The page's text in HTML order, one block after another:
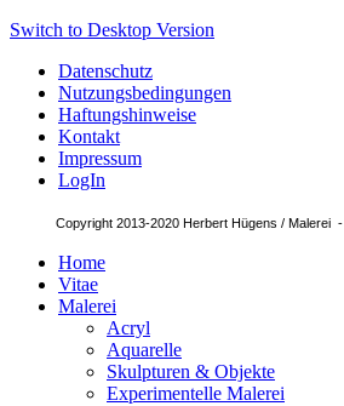
Switch to Desktop Version
Datenschutz
Nutzungsbedingungen
Haftungshinweise
Kontakt
Impressum
LogIn
Copyright 2013-2020 Herbert Hügens / Malerei -
Home
Vitae
Malerei
Acryl
Aquarelle
Skulpturen & Objekte
Experimentelle Malerei